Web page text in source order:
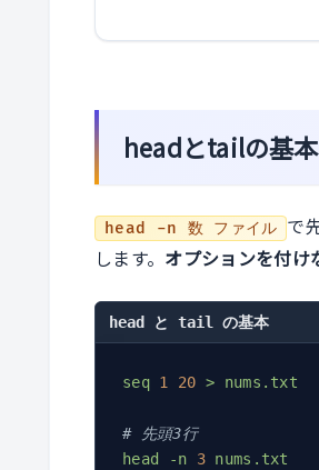
headとtailの基
head -n 数 ファイル で
します。 オプションを付け
head と tail の基本
seq 1 20 > nums.txt
# 先頭3行
head
-n 3 nums.txt